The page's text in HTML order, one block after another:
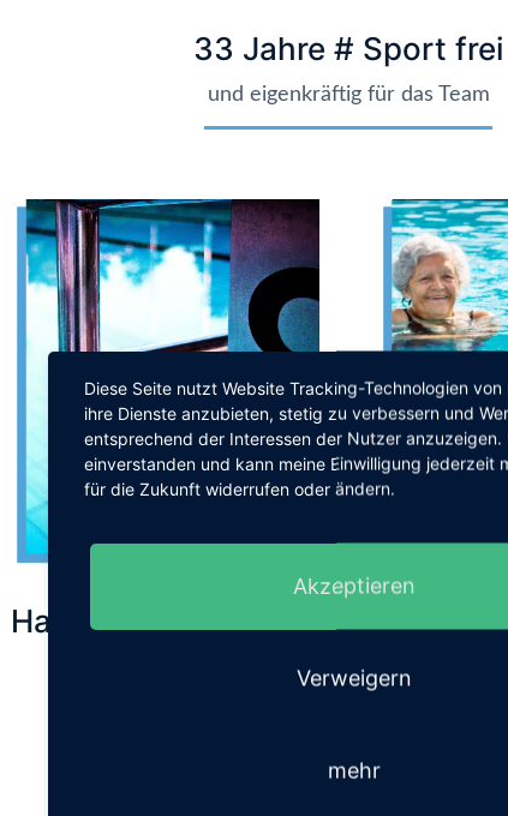
33 Jahre # Sport frei
und eigenkräftig für das Team
Hansebad
Diese Seite nutzt Website Tracking-Technologien von
ihre Dienste anzubieten, stetig zu verbessern und
entsprechend der Interessen der Nutzer anzuzeigen.
einverstanden und kann meine Einwilligung jederzeit
für die Zukunft widerrufen oder ändern.
Akzeptieren
Verweigern
mehr